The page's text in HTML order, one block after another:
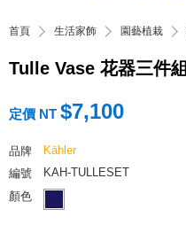
首頁 生活家飾 園藝植栽
Tulle Vase 花器三件組
定價 NT $7,100
品牌
Kähler
編號
KAH-TULLESET
顏色